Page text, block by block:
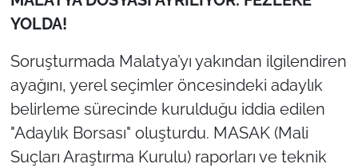
YOLDA!
Soruşturmada Malatya’yı yakından ilgilendiren
ayağını, yerel seçimler öncesindeki adaylık
belirleme sürecinde kurulduğu iddia edilen
"Adaylık Borsası" oluşturdu. MASAK (Mali
Suçları Araştırma Kurulu) raporları ve teknik